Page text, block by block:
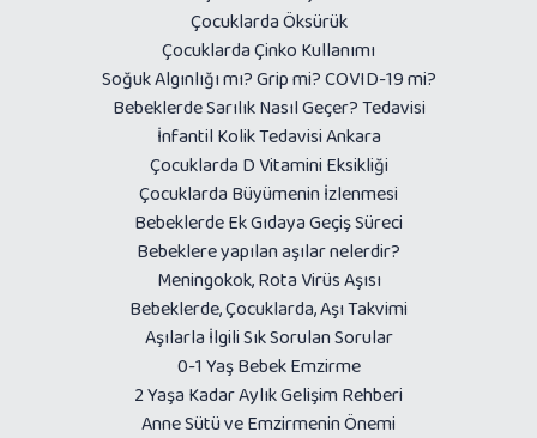
Çocuklarda Öksürük
Çocuklarda Çinko Kullanımı
Soğuk Algınlığı mı? Grip mi? COVID-19 mi?
Bebeklerde Sarılık Nasıl Geçer? Tedavisi
İnfantil Kolik Tedavisi Ankara
Çocuklarda D Vitamini Eksikliği
Çocuklarda Büyümenin İzlenmesi
Bebeklerde Ek Gıdaya Geçiş Süreci
Bebeklere yapılan aşılar nelerdir?
Meningokok, Rota Virüs Aşısı
Bebeklerde, Çocuklarda, Aşı Takvimi
Aşılarla İlgili Sık Sorulan Sorular
0-1 Yaş Bebek Emzirme
2 Yaşa Kadar Aylık Gelişim Rehberi
Anne Sütü ve Emzirmenin Önemi